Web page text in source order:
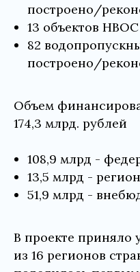
построено/
13 объектов
82
построено/
Объем
174,3 млрд. рублей
108,9 млрд -
13,5 млрд -
51,9 млрд -
В проекте приняло
из 16 регионов